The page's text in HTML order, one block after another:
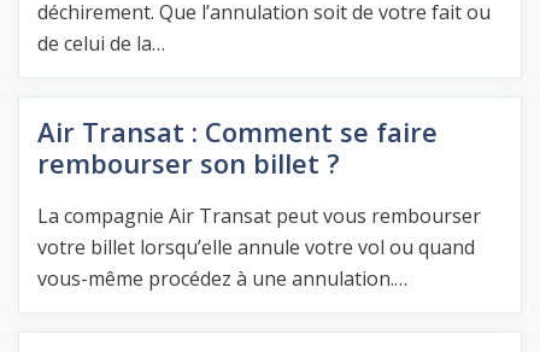
déchirement. Que l’annulation soit de votre fait ou
de celui de la…
Air Transat : Comment se faire
rembourser son billet ?
La compagnie Air Transat peut vous rembourser
votre billet lorsqu’elle annule votre vol ou quand
vous-même procédez à une annulation.…